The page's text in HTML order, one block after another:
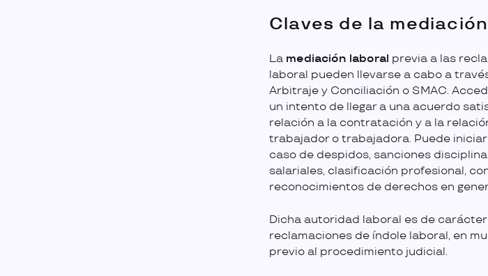
Claves de la
La mediación laboral previa a las
laboral pueden llevarse a cabo a
Arbitraje y Conciliación o SMAC.
un intento de llegar a una acuerdo
relación a la contratación y a la
trabajador o trabajadora. Puede
caso de despidos, sanciones
salariales, clasificación profesional,
reconocimientos de derechos en
Dicha autoridad laboral es de
reclamaciones de índole laboral, en
previo al procedimiento judicial.